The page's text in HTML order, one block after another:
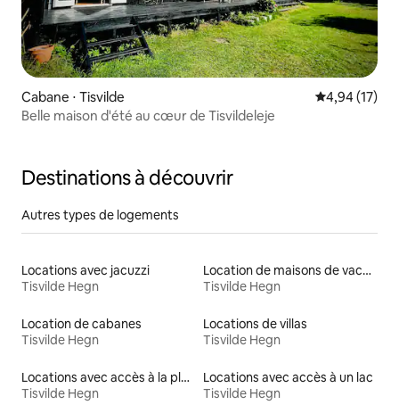
Cabane ⋅ Tisvilde Évaluation
4,94 (17)
Belle maison d'été au cœur de Tisvildeleje
Destinations à découvrir
Autres types de logements
Locations avec jacuzzi
Tisvilde Hegn
Location de maisons de vacances
Tisvilde Hegn
Location de cabanes
Tisvilde Hegn
Locations de villas
Tisvilde Hegn
Locations avec accès à la plage
Tisvilde Hegn
Locations avec accès à un lac
Tisvilde Hegn